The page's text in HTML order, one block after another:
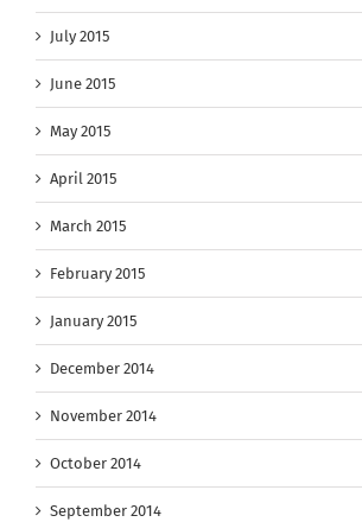
July 2015
June 2015
May 2015
April 2015
March 2015
February 2015
January 2015
December 2014
November 2014
October 2014
September 2014